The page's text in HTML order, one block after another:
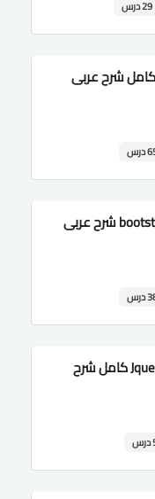
29 درس
شرح عربى
كورس بوتستراب bootstrap شرح عربى
كورس جى كويرى Jquery كامل شرح